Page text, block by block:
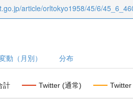
article/orltokyo1958/45/6/
動（月別） 分布
計 Twitter (通常) Twitter